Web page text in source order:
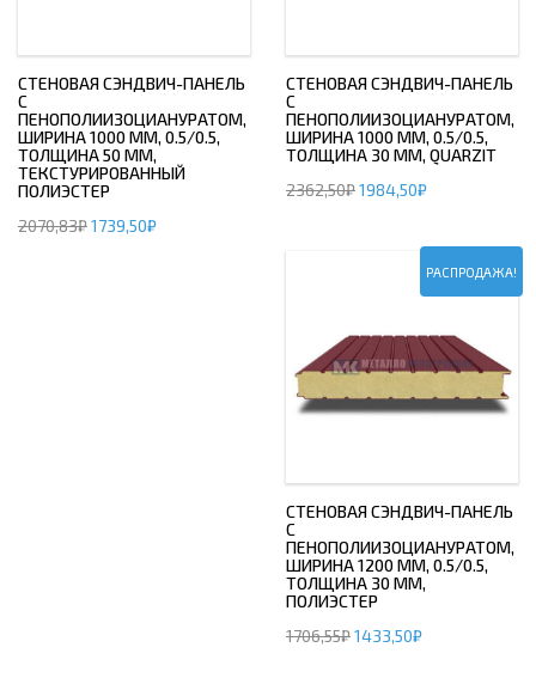
СТЕНОВАЯ СЭНДВИЧ-ПАНЕЛЬ
С
ПЕНОПОЛИИЗОЦИАНУРАТОМ,
ШИРИНА 1000 ММ, 0.5/0.5,
ТОЛЩИНА 50 ММ,
ТЕКСТУРИРОВАННЫЙ
ПОЛИЭСТЕР
2070,83₽1739,50₽
СТЕНОВАЯ СЭНДВИЧ-ПАНЕЛЬ
С
ПЕНОПОЛИИЗОЦИАНУРАТОМ,
ШИРИНА 1000 ММ, 0.5/0.5,
ТОЛЩИНА 30 ММ, QUARZIT
2362,50₽1984,50₽
РАСПРОДАЖА!
СТЕНОВАЯ СЭНДВИЧ-ПАНЕЛЬ
С
ПЕНОПОЛИИЗОЦИАНУРАТОМ,
ШИРИНА 1200 ММ, 0.5/0.5,
ТОЛЩИНА 30 ММ,
ПОЛИЭСТЕР
1706,55₽1433,50₽